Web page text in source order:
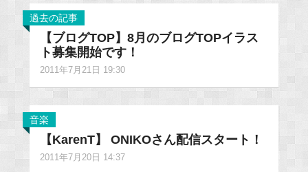
過去の記事
【ブログTOP】8月のブログTOPイラス
ト募集開始です！
2011年7月21日 19:30
音楽
【KarenT】 ONIKOさん配信スタート！
2011年7月20日 14:37